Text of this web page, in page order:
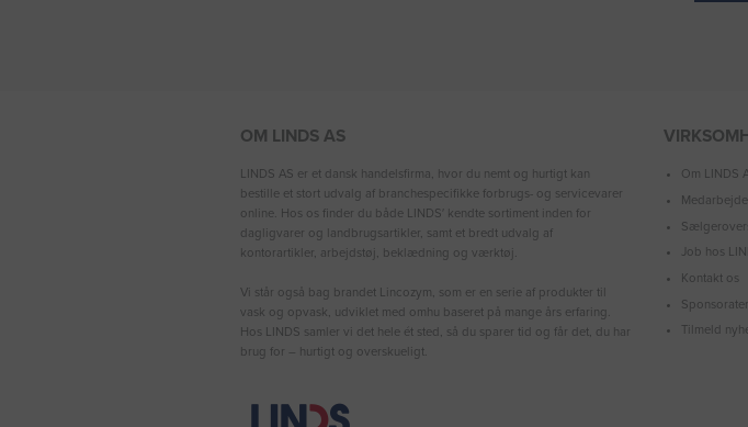
OM LINDS AS
LINDS AS er et dansk handelsfirma, hvor du nemt og hurtigt kan
bestille et stort udvalg af branchespecifikke forbrugs- og servicevarer
online. Hos os finder du både LINDS′ kendte sortiment inden for
dagligvarer og landbrugsartikler, samt et bredt udvalg af
kontorartikler, arbejdstøj, beklædning og værktøj.
Vi står også bag brandet Lincozym, som er en serie af produkter til
vask og opvask, udviklet med omhu baseret på mange års erfaring.
Hos LINDS samler vi det hele ét sted, så du sparer tid og får det, du har
brug for – hurtigt og overskueligt.
Om LINDS
Job hos
Kontakt os
Sponsorater
Tilmeld